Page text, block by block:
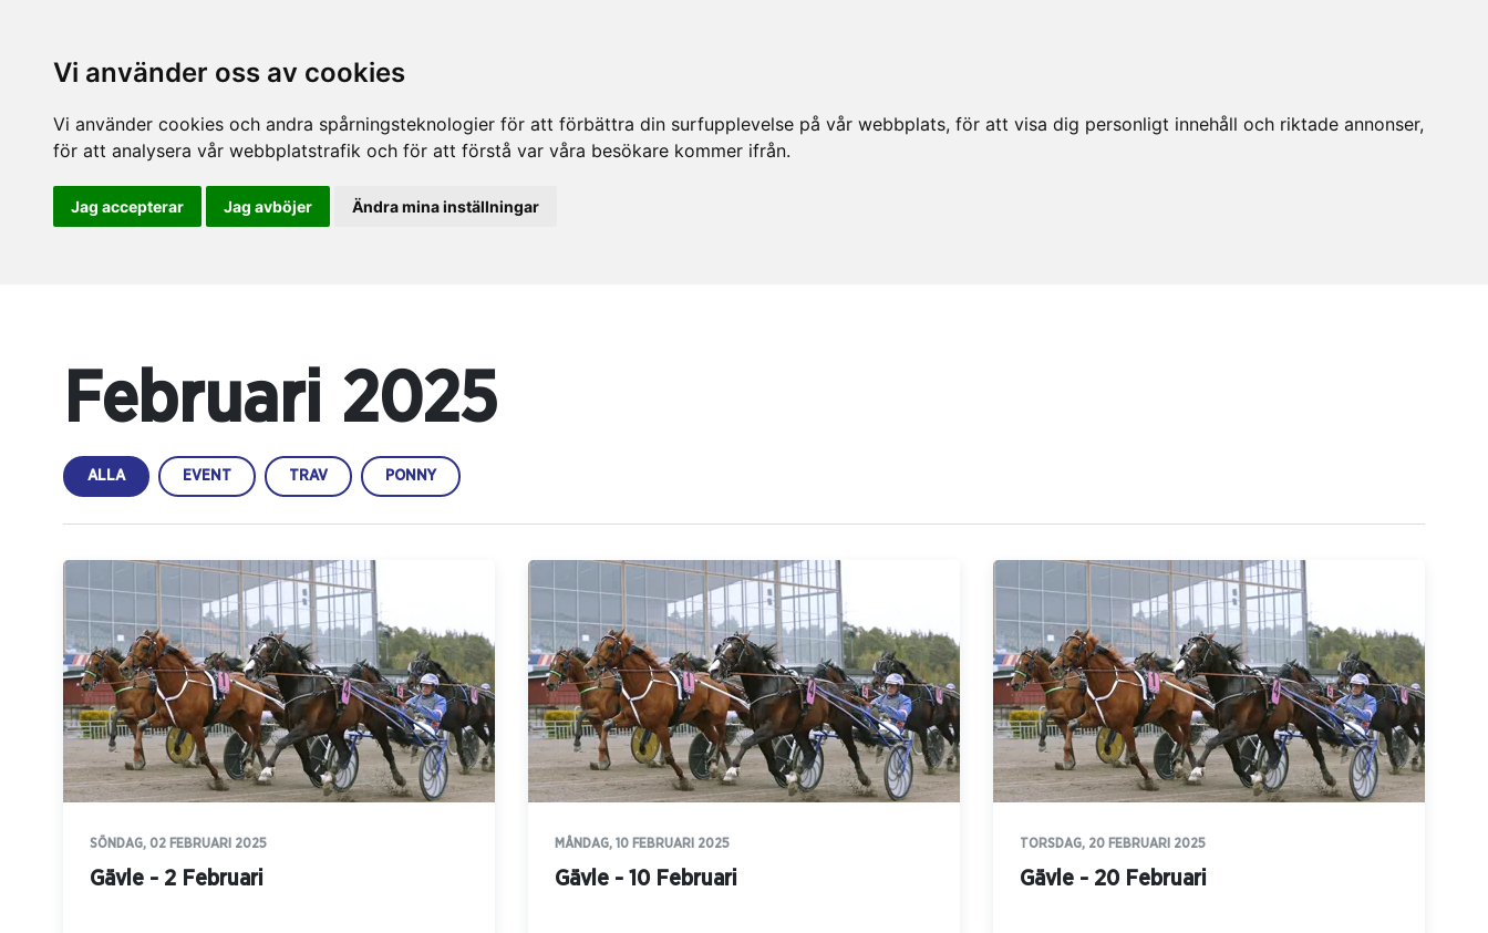
Vi använder oss av cookies
Vi använder cookies och andra spårningsteknologier för att förbättra din surfupplevelse på vår webbplats, för att visa dig personligt innehåll och riktade annonser,
för att analysera vår webbplatstrafik och för att förstå var våra besökare kommer ifrån.
Jag accepterar Jag avböjer Ändra mina inställningar
Februari 2025
ALLA EVENT TRAV PONNY
SÖNDAG, 02 FEBRUARI 2025
Gävle - 2 Februari
MÅNDAG, 10 FEBRUARI 2025
Gävle - 10 Februari
TORSDAG, 20 FEBRUARI 2025
Gävle - 20 Februari